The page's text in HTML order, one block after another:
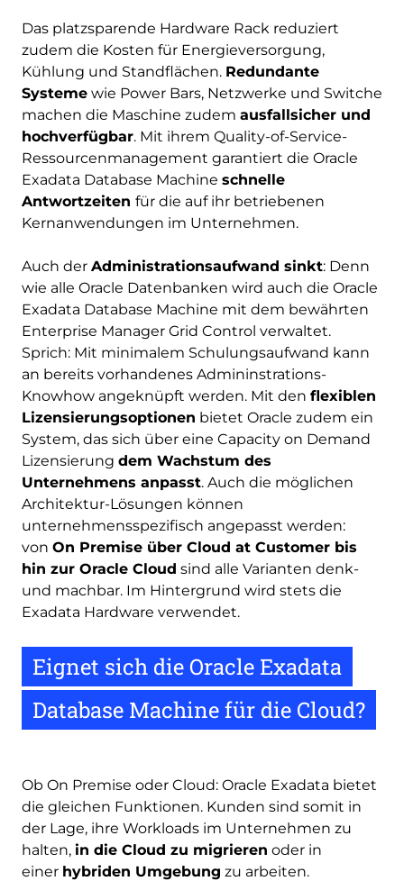
Das platzsparende Hardware Rack reduziert
zudem die Kosten für Energieversorgung,
Kühlung und Standflächen. Redundante
Systeme wie Power Bars, Netzwerke und Switche
machen die Maschine zudem ausfallsicher und
hochverfügbar. Mit ihrem Quality-of-Service-
Ressourcenmanagement garantiert die Oracle
Exadata Database Machine schnelle
Antwortzeiten für die auf ihr betriebenen
Kernanwendungen im Unternehmen.
Auch der Administrationsaufwand sinkt: Denn
wie alle Oracle Datenbanken wird auch die Oracle
Exadata Database Machine mit dem bewährten
Enterprise Manager Grid Control verwaltet.
Sprich: Mit minimalem Schulungsaufwand kann
an bereits vorhandenes Admininstrations-
Knowhow angeknüpft werden. Mit den flexiblen
Lizensierungsoptionen bietet Oracle zudem ein
System, das sich über eine Capacity on Demand
Lizensierung dem Wachstum des
Unternehmens anpasst. Auch die möglichen
Architektur-Lösungen können
unternehmensspezifisch angepasst werden:
von On Premise über Cloud at Customer bis
hin zur Oracle Cloud sind alle Varianten denk-
und machbar. Im Hintergrund wird stets die
Exadata Hardware verwendet.
Eignet sich die Oracle Exadata
Database Machine für die Cloud?
Ob On Premise oder Cloud: Oracle Exadata bietet
die gleichen Funktionen. Kunden sind somit in
der Lage, ihre Workloads im Unternehmen zu
halten, in die Cloud zu migrieren oder in
einer hybriden Umgebung zu arbeiten.